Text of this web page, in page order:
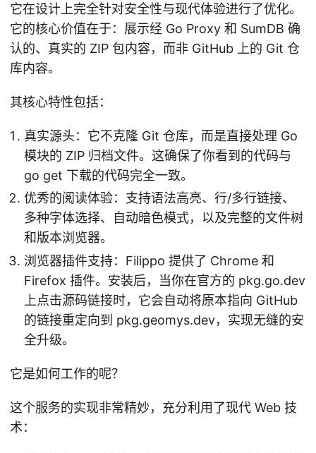
它在设计上完全针对安全性与现代体验进行了优化。
它的核心价值在于：展示经 Go Proxy 和 SumDB 确
认的、真实的 ZIP 包内容，而非 GitHub 上的 Git 仓
库内容。
其核心特性包括：
真实源头：它不克隆 Git 仓库，而是直接处理 Go
模块的 ZIP 归档文件。这确保了你看到的代码与
go get 下载的代码完全一致。
优秀的阅读体验：支持语法高亮、行/多行链接、
多种字体选择、自动暗色模式，以及完整的文件树
和版本浏览器。
浏览器插件支持：Filippo 提供了 Chrome 和
Firefox 插件。安装后，当你在官方的 pkg.go.dev
上点击源码链接时，它会自动将原本指向 GitHub
的链接重定向到 pkg.geomys.dev，实现无缝的安
全升级。
它是如何工作的呢？
这个服务的实现非常精妙，充分利用了现代 Web 技
术：